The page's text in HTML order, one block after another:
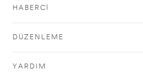
HABERCI
DÜZENLEME
YARDIM